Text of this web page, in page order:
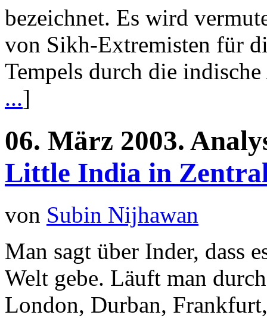
bezeichnet. Es wird
von Sikh-Extremisten für
Tempels durch die
...]
06. März 2003.
Little India in
von Subin Nijhawan
Man sagt über Inder, dass
Welt gebe. Läuft man
London, Durban,